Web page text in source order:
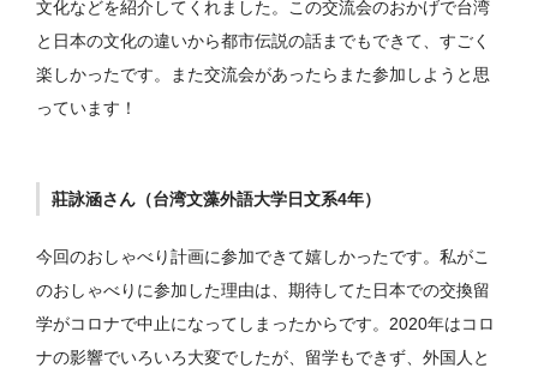
文化などを紹介してくれました。この交流会のおかげで台湾
と日本の文化の違いから都市伝説の話までもできて、すごく
楽しかったです。また交流会があったらまた参加しようと思
っています！
莊詠涵さん（台湾文藻外語大学日文系4年）
今回のおしゃべり計画に参加できて嬉しかったです。私がこ
のおしゃべりに参加した理由は、期待してた日本での交換留
学がコロナで中止になってしまったからです。2020年はコロ
ナの影響でいろいろ大変でしたが、留学もできず、外国人と